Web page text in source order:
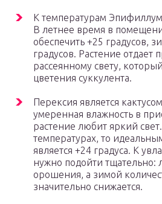
К температурам Эпифиллум
В летнее время в
обеспечить +25 градусов,
градусов. Растение отдает
рассеянному свету,
цветения суккулента.
Перексия является
умеренная влажность в
растение любит яркий
температурах, то
является +24 градуса. К
нужно подойти тщательно:
орошения, а зимой
значительно снижается.